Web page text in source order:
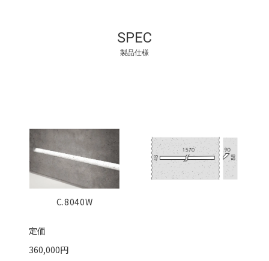
SPEC
製品仕様
C.8040W
定価
360,000円